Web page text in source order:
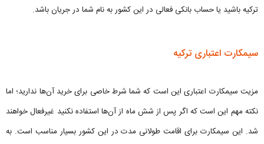
ترکیه باشید یا حساب بانکی فعالی در این کشور به نام شما در جریان باشد.
سیمکارت اعتباری ترکیه
مزیت سیمکارت اعتباری این است که شما شرط خاصی برای خرید آن‌ها ندارید؛ اما
نکته مهم این است که اگر پس از شش ماه از آن‌ها استفاده نکنید غیرفعال خواهند
شد. این سیمکارت برای اقامت طولانی مدت در این کشور بسیار مناسب است. به